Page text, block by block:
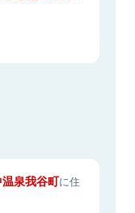
泉我谷町に住